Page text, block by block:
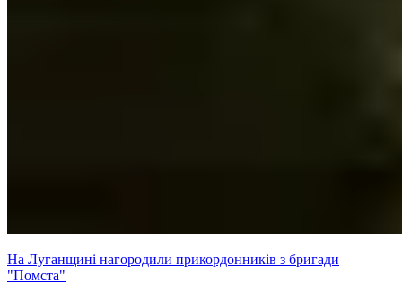
На Луганщині нагородили прикордонників з бригади
"Помста"